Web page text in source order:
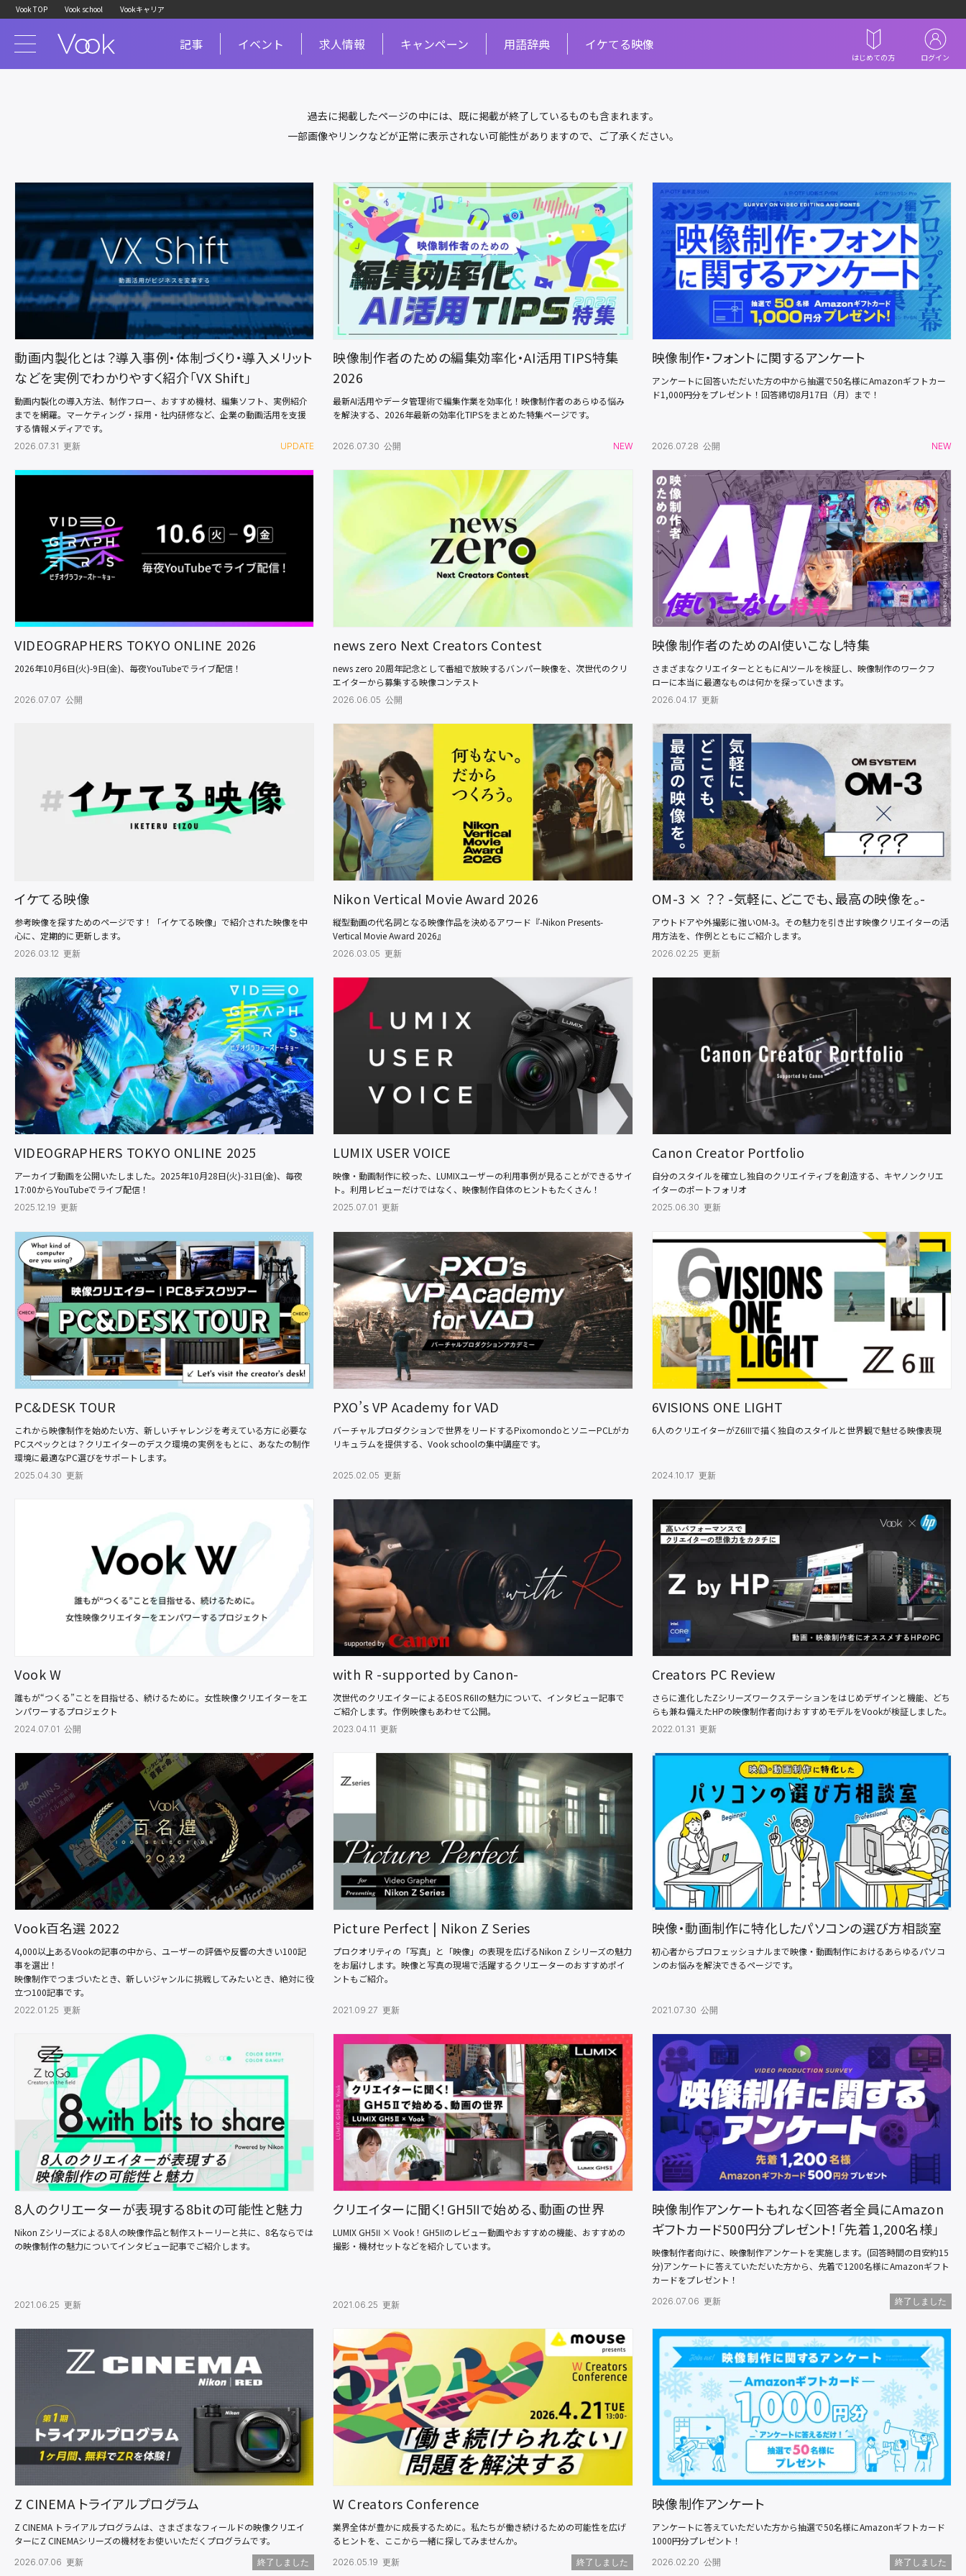
Vook TOP Vook school Vookキャリア
記事 イベント 求人情報 キャンペーン 用語辞典 イケてる映像
はじめての方 ログイン
過去に掲載したページの中には、既に掲載が終了しているものも含まれます。
一部画像やリンクなどが正常に表示されない可能性がありますので、ご了承ください。
動画内製化とは？導入事例・体制づくり・導入メリット
などを実例でわかりやすく紹介「VX Shift」
動画内製化の導入方法、制作フロー、おすすめ機材、編集ソフト、実例紹介
までを網羅。マーケティング・採用・社内研修など、企業の動画活用を支援
する情報メディアです。
2026.07.31 更新
映像制作者のための編集効率化・AI活用TIPS特集
2026
最新AI活用やデータ管理術で編集作業を効率化！映像制作者のあらゆる悩み
を解決する、2026年最新の効率化TIPSをまとめた特集ページです。
2026.07.30 公開
映像制作・フォントに関するアンケート
アンケートに回答いただいた方の中から抽選で50名様にAmazonギフトカー
ド1,000円分をプレゼント！回答締切8月17日（月）まで！
2026.07.28 公開
VIDEOGRAPHERS TOKYO ONLINE 2026
2026年10月6日(火)-9日(金)、毎夜YouTubeでライブ配信！
2026.07.07 公開
news zero Next Creators Contest
news zero 20周年記念として番組で放映するバンパー映像を、次世代のクリ
エイターから募集する映像コンテスト
2026.06.05 公開
映像制作者のためのAI使いこなし特集
さまざまなクリエイターとともにAIツールを検証し、​映像制作のワークフ
ローに本当に最適なものは何かを探っていきます。
2026.04.17 更新
イケてる映像
参考映像を探すためのページです！「イケてる映像」で紹介された映像を中
心に、定期的に更新します。
2026.03.12 更新
Nikon Vertical Movie Award 2026
縦型動画の代名詞となる映像作品を決めるアワード『-Nikon Presents-
Vertical Movie Award 2026』
2026.03.05 更新
OM-3 × ？？ -気軽に、どこでも、最高の映像を。-
アウトドアや外撮影に強いOM-3。その魅力を引き出す映像クリエイターの活
用方法を、作例とともにご紹介します。
2026.02.25 更新
VIDEOGRAPHERS TOKYO ONLINE 2025
アーカイブ動画を公開いたしました。2025年10月28日(火)-31日(金)、毎夜
17:00からYouTubeでライブ配信！
2025.12.19 更新
LUMIX USER VOICE
映像・動画制作に絞った、LUMIXユーザーの利用事例が見ることができるサイ
ト。利用レビューだけではなく、映像制作自体のヒントもたくさん！
2025.07.01 更新
Canon Creator Portfolio
自分のスタイルを確立し独自のクリエイティブを創造する、キヤノンクリエ
イターのポートフォリオ
2025.06.30 更新
PC&DESK TOUR
これから映像制作を始めたい方、新しいチャレンジを考えている方に必要な
PCスペックとは？クリエイターのデスク環境の実例をもとに、あなたの制作
環境に最適なPC選びをサポートします。
2025.04.30 更新
PXO’s VP Academy for VAD
バーチャルプロダクションで世界をリードするPixomondoとソニーPCLがカ
リキュラムを提供する、Vook schoolの集中講座です。
2025.02.05 更新
6VISIONS ONE LIGHT
6人のクリエイターがZ6IIIで描く独自のスタイルと世界観で魅せる映像表現
2024.10.17 更新
Vook W
誰もが“つくる”ことを目指せる、続けるために。女性映像クリエイターをエ
ンパワーするプロジェクト
2024.07.01 公開
with R -supported by Canon-
次世代のクリエイターによるEOS R6IIの魅力について、インタビュー記事で
ご紹介します。作例映像もあわせて公開。
2023.04.11 更新
Creators PC Review
さらに進化したZシリーズワークステーションをはじめデザインと機能、どち
らも兼ね備えたHPの映像制作者向けおすすめモデルをVookが検証しました。
2022.01.31 更新
Vook百名選 2022
4,000以上あるVookの記事の中から、ユーザーの評価や反響の大きい100記
事を選出！
映像制作でつまづいたとき、新しいジャンルに挑戦してみたいとき、絶対に役
立つ100記事です。
2022.01.25 更新
Picture Perfect | Nikon Z Series
プロクオリティの「写真」と「映像」の表現を広げるNikon Z シリーズの魅力
をお届けします。映像と写真の現場で活躍するクリエーターのおすすめポイ
ントもご紹介。
2021.09.27 更新
映像・動画制作に特化したパソコンの選び方相談室
初心者からプロフェッショナルまで映像・動画制作におけるあらゆるパソコ
ンのお悩みを解決できるページです。
2021.07.30 公開
8人のクリエーターが表現する8bitの可能性と魅力
Nikon Zシリーズによる8人の映像作品と制作ストーリーと共に、8名ならでは
の映像制作の魅力についてインタビュー記事でご紹介します。
2021.06.25 更新
クリエイターに聞く！GH5Ⅱで始める、動画の世界
LUMIX GH5Ⅱ × Vook！GH5Ⅱのレビュー動画やおすすめの機能、おすすめの
撮影・機材セットなどを紹介しています。
2021.06.25 更新
映像制作アンケートもれなく回答者全員にAmazon
ギフトカード500円分プレゼント！「先着1,200名様」
映像制作者向けに、映像制作アンケートを実施します。(回答時間の目安約15
分)アンケートに答えていただいた方から、先着で1200名様にAmazonギフト
カードをプレゼント！
2026.07.06 更新
Z CINEMA トライアルプログラム
Z CINEMA トライアルプログラムは、さまざまなフィールドの映像クリエイ
ターにZ CINEMAシリーズの機材をお使いいただくプログラムです。
2026.07.06 更新
W Creators Conference
業界全体が豊かに成長するために。私たちが働き続けるための可能性を広げ
るヒントを、ここから一緒に探してみませんか。
2026.05.19 更新
映像制作アンケート
アンケートに答えていただいた方から抽選で50名様にAmazonギフトカード
1000円分プレゼント！
2026.02.20 公開